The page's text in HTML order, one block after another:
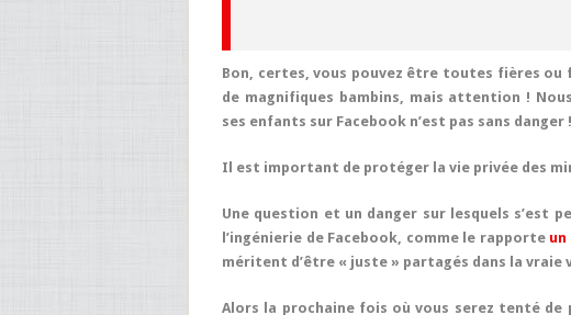
Bon, certes, vous pouvez être toutes fières ou
de magnifiques bambins, mais attention !
ses enfants sur Facebook n’est pas sans danger !
Il est important de protéger la vie privée des
Une question et un danger sur lesquels s’est
l’ingénierie de Facebook, comme le rapporte un
méritent d’être « juste » partagés dans la vraie
Alors la prochaine fois où vous serez tenté